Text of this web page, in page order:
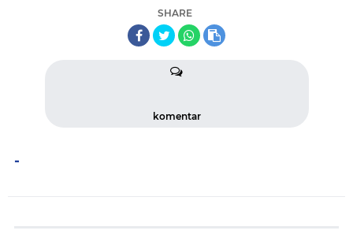
SHARE
komentar
-